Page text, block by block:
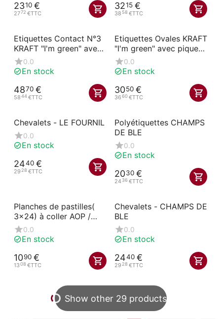
2310 €
2772 €TTC
3215 €
38 58 €TTC
Etiquettes Contact N°3
KRAFT "I'm green" avec
pique inox
0.0
En stock
4870 €
5844€TTC
Etiquettes Ovales KRAFT
"I'm green" avec pique
inox 9,1x7,3 cm
0.0
En stock
3050 €
3660€TTC
Chevalets - LE FOURNIL
0.0
En stock
2440 €
29 28 €TTC
Polyétiquettes CHAMPS
DE BLE
0.0
En stock
2030 €
2436 €TTC
Planches de pastilles(
3x24) à coller AOP /
AOC / IGP
0.0
En stock
1090 €
1308 €TTC
Chevalets - CHAMPS DE
BLE
0.0
En stock
2440 €
29 28 €TTC
Show other 29 products